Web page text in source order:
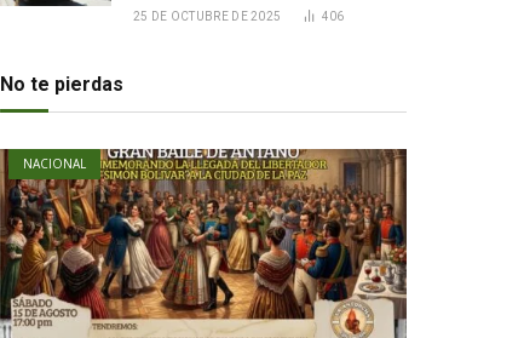
25 DE OCTUBRE DE 2025 406
No te pierdas
NACIONAL